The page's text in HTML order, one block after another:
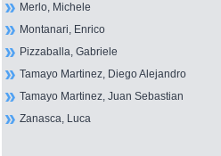
Merlo, Michele
Montanari, Enrico
Pizzaballa, Gabriele
Tamayo Martinez, Diego Alejandro
Tamayo Martinez, Juan Sebastian
Zanasca, Luca